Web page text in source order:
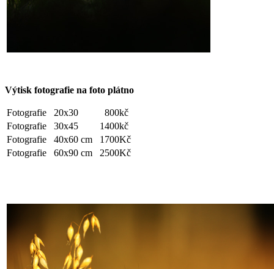
Výtisk fotografie na foto plátno
Fotografie 20x30
800kč
Fotografie
30x45
1400kč
Fotografie
40x60 cm
1700Kč
Fotografie
60x90 cm 2500Kč